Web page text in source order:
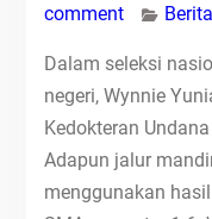
comment
Dalam seleksi
negeri, Wynnie
Kedokteran
Adapun jalur
menggunakan